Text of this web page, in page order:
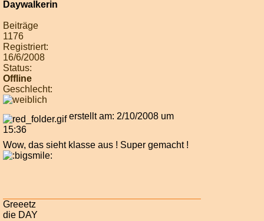
Beiträge
1176
Registriert:
16/6/2008
Status:
Offline
Geschlecht:
erstellt am: 2/10/2008 um
15:36
Wow, das sieht klasse aus ! Super gemacht !
Greeetz
die DAY